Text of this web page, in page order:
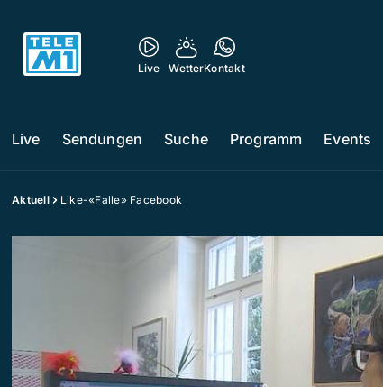
Live WetterKontakt
Live Sendungen Suche Programm Events
Aktuell Like-«Falle» Facebook